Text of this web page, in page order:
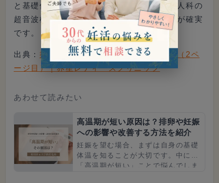
と基礎体温のサインが矛盾する場合は、婦人科の
超音波検査で卵胞の変化を直接確認するのが確実
です。
出典： 排卵検査薬の仕組みと正しい使い方（2ペ
ージ目）｜赤星レディースクリニック
あわせて読みたい
高温期が短い原因は？排卵や妊娠
への影響や改善する方法を紹介
妊娠を望む場合、まずは自身の基礎
体温を知ることが大切です。中には
「高温期が短い」ことで悩んでしま